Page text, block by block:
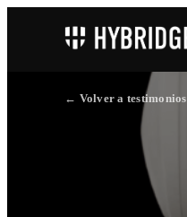
← Volver a testimonios